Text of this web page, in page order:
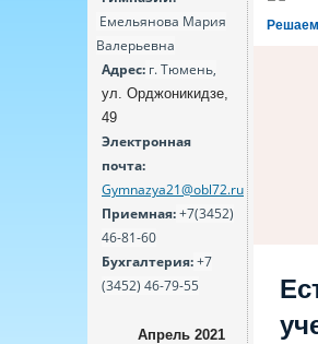
Емельянова Мария
Валерьевна
Адрес: г. Тюмень,
ул. Орджоникидзе,
49
Электронная
почта:
Gymnazya21@obl72.ru
Приемная:+7(3452)
46-81-60
Бухгалтерия:+7
(3452) 46-79-55
Апрель 2021